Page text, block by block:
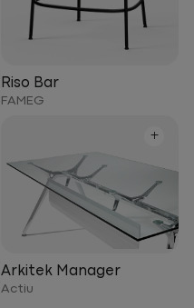
Riso Bar
FAMEG
+
Arkitek Manager
Actiu